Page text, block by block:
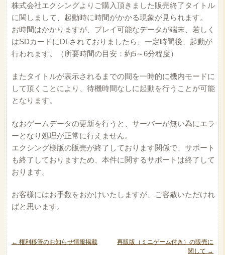
株式会社エクシングよりご購入頂きました販売終了タイトル
に関しまして、起動時に時間がかかる現象が見られます。
お時間はかかりますが、プレイ可能なデータが端末、若しく
はSDカードにDLされておりましたら、一定時間後、起動が
行われます。（所要時間の目安：約5～6分程度）
またタイトルが表示されるまでの間を一時的に機内モードに
して頂くことにより、待機時間なしに起動を行うことが可能
となります。
なおゲームデータの更新を行うと、サーバーが無い為にエラ
ーとなり処理が正常に行えません。
エクシング様版の販売が終了しております関係で、サポート
も終了しておりますため、本件に関するサポートは終了して
おります。
お客様にはお手数をおかけいたしますが、ご容赦いただけれ
ばと思います。
← 権利移管のお知らせ情報掲載
再販版（ミニゲーム付き）の販売に
関して →